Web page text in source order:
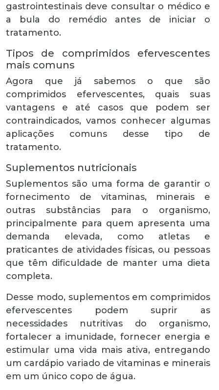
gastrointestinais deve consultar o médico e
a bula do remédio antes de iniciar o
tratamento.
Tipos de comprimidos efervescentes
mais comuns
Agora que já sabemos o que são
comprimidos efervescentes, quais suas
vantagens e até casos que podem ser
contraindicados, vamos conhecer algumas
aplicações comuns desse tipo de
tratamento.
Suplementos nutricionais
Suplementos são uma forma de garantir o
fornecimento de vitaminas, minerais e
outras substâncias para o organismo,
principalmente para quem apresenta uma
demanda elevada, como atletas e
praticantes de atividades físicas, ou pessoas
que têm dificuldade de manter uma dieta
completa.
Desse modo, suplementos em comprimidos
efervescentes podem suprir as
necessidades nutritivas do organismo,
fortalecer a imunidade, fornecer energia e
estimular uma vida mais ativa, entregando
um cardápio variado de vitaminas e minerais
em um único copo de água.